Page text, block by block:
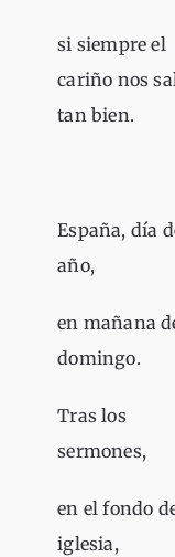
si siempre el
cariño nos
tan bien.
España, día
año,
en mañana
domingo.
Tras los
sermones,
en el fondo
iglesia,